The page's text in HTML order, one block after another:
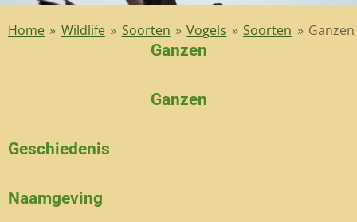
Home » Wildlife » Soorten » Vogels » Soorten » Ganzen
Ganzen
Ganzen
Geschiedenis
Naamgeving